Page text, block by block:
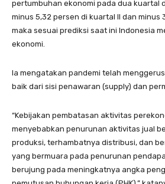
pertumbuhan ekonomi pada dua kuartal
minus 5,32 persen di kuartal II dan minus
maka sesuai prediksi saat ini Indonesia
ekonomi.
Ia mengatakan pandemi telah
baik dari sisi penawaran (supply) dan
“Kebijakan pembatasan aktivitas
menyebabkan penurunan aktivitas jual
produksi, terhambatnya distribusi, dan
yang bermuara pada penurunan
berujung pada meningkatnya angka